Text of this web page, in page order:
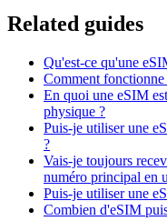
Related guides
Qu'est-ce qu'une
Comment
En quoi une eSIM
physique ?
Puis-je utiliser une
?
Vais-je toujours
numéro principal en
Puis-je utiliser une
Combien d'eSIM